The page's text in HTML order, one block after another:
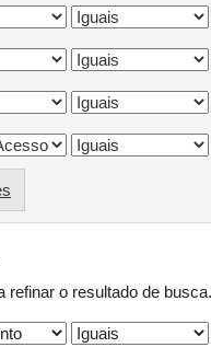
refinar o resultado de busca.